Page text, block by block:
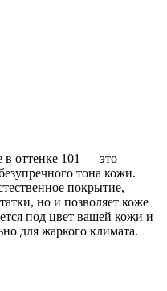
оттенке 101 — это
тона кожи.
покрытие,
но и позволяет коже
под цвет вашей кожи и
для жаркого климата.